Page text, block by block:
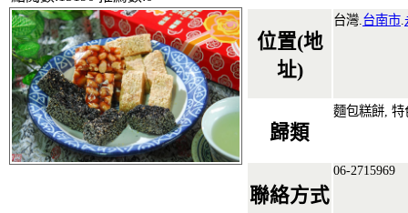
位置(地
址)
台灣. 台南市
歸類
麵包糕餅,
聯絡方式
06-2715969